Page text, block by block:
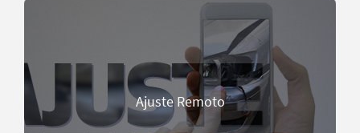
Ajuste Remoto